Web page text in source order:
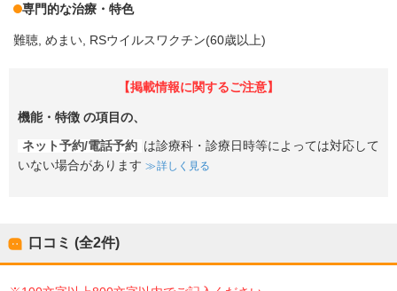
専門的な治療・特色
難聴 めまい RSウイルスワクチン(60歳以上)
【掲載情報に関するご注意】
機能・特徴 の項目の、
ネット予約/電話予約 は診療科・診療日時等によっては対応して
いない場合があります
詳しく見る
口コミ (全2件)